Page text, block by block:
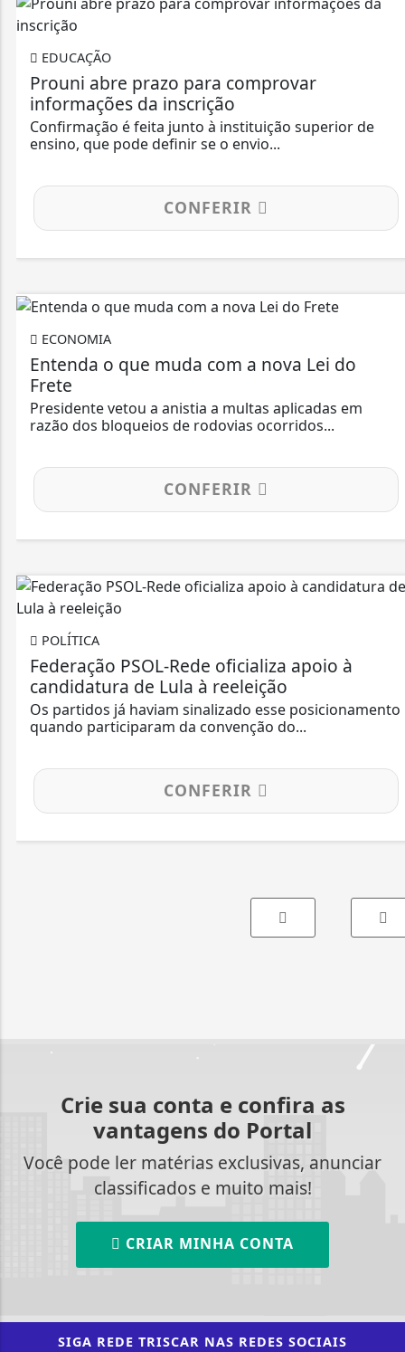
EDUCAÇÃO
Prouni abre prazo para comprovar
informações da inscrição
Confirmação é feita junto à instituição superior de
ensino, que pode definir se o envio...
CONFERIR
ECONOMIA
Entenda o que muda com a nova Lei do
Frete
Presidente vetou a anistia a multas aplicadas em
razão dos bloqueios de rodovias ocorridos...
CONFERIR
POLÍTICA
Federação PSOL-Rede oficializa apoio à
candidatura de Lula à reeleição
Os partidos já haviam sinalizado esse posicionamento
quando participaram da convenção do...
CONFERIR
Crie sua conta e confira as
vantagens do Portal
Você pode ler matérias exclusivas, anunciar
classificados e muito mais!
CRIAR MINHA CONTA
SIGA REDE TRISCAR NAS REDES SOCIAIS